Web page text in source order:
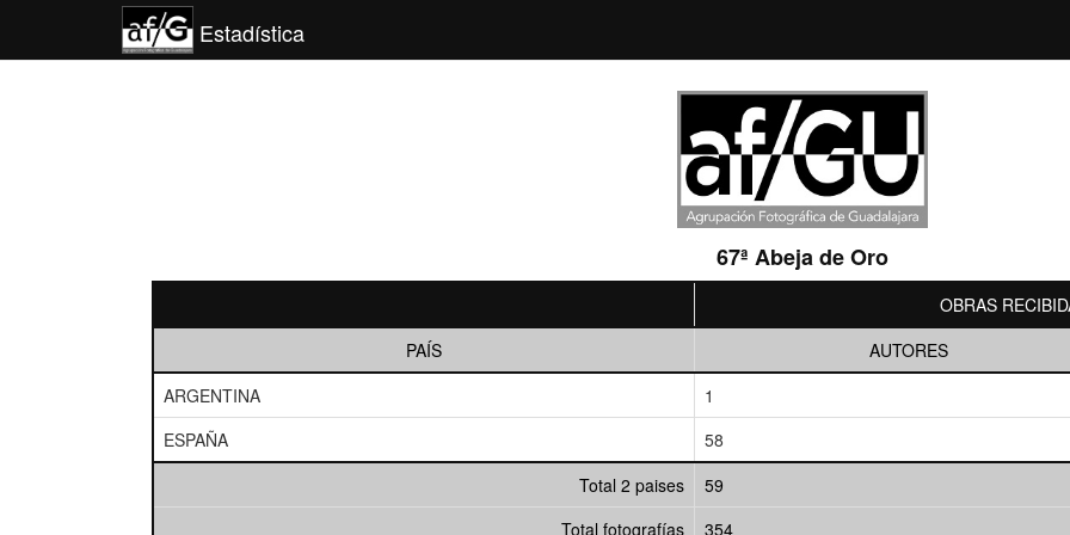
Estadística
67ª Abeja de Oro
OBRAS
PAÍS
AUTORES
ARGENTINA
1
ESPAÑA
58
Total 2 paises
59
Total fotografías
354